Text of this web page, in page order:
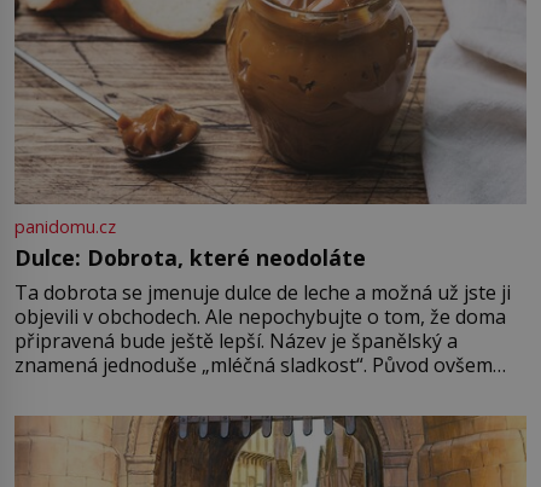
panidomu.cz
Dulce: Dobrota, které neodoláte
Ta dobrota se jmenuje dulce de leche a možná už jste ji
objevili v obchodech. Ale nepochybujte o tom, že doma
připravená bude ještě lepší. Název je španělský a
znamená jednoduše „mléčná sladkost“. Původ ovšem
pře hned několik latinskoamerických zemí a k tomu
Francie, kde se traduje,